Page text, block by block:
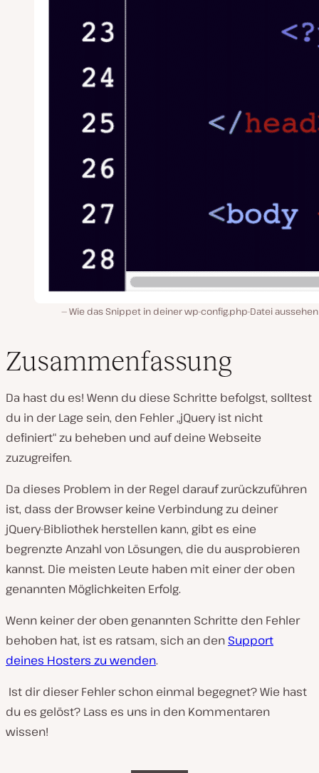
Wie das Snippet in deiner wp-config.php-Datei
Zusammenfassung
Da hast du es! Wenn du diese Schritte befolgst, solltest
du in der Lage sein, den Fehler „jQuery ist nicht
definiert“ zu beheben und auf deine Webseite
zuzugreifen.
Da dieses Problem in der Regel darauf zurückzuführen
ist, dass der Browser keine Verbindung zu deiner
jQuery-Bibliothek herstellen kann, gibt es eine
begrenzte Anzahl von Lösungen, die du ausprobieren
kannst. Die meisten Leute haben mit einer der oben
genannten Möglichkeiten Erfolg.
Wenn keiner der oben genannten Schritte den Fehler
behoben hat, ist es ratsam, sich an den Support
deines Hosters zu wenden.
Ist dir dieser Fehler schon einmal begegnet? Wie hast
du es gelöst? Lass es uns in den Kommentaren
wissen!